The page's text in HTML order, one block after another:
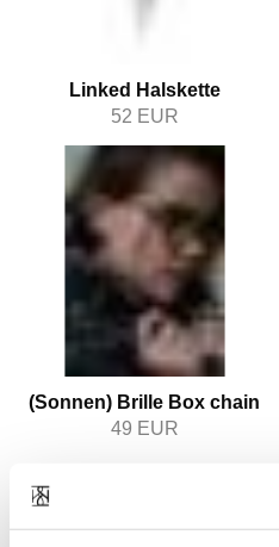
Linked Halskette
52 EUR
(Sonnen) Brille Box chain
49 EUR